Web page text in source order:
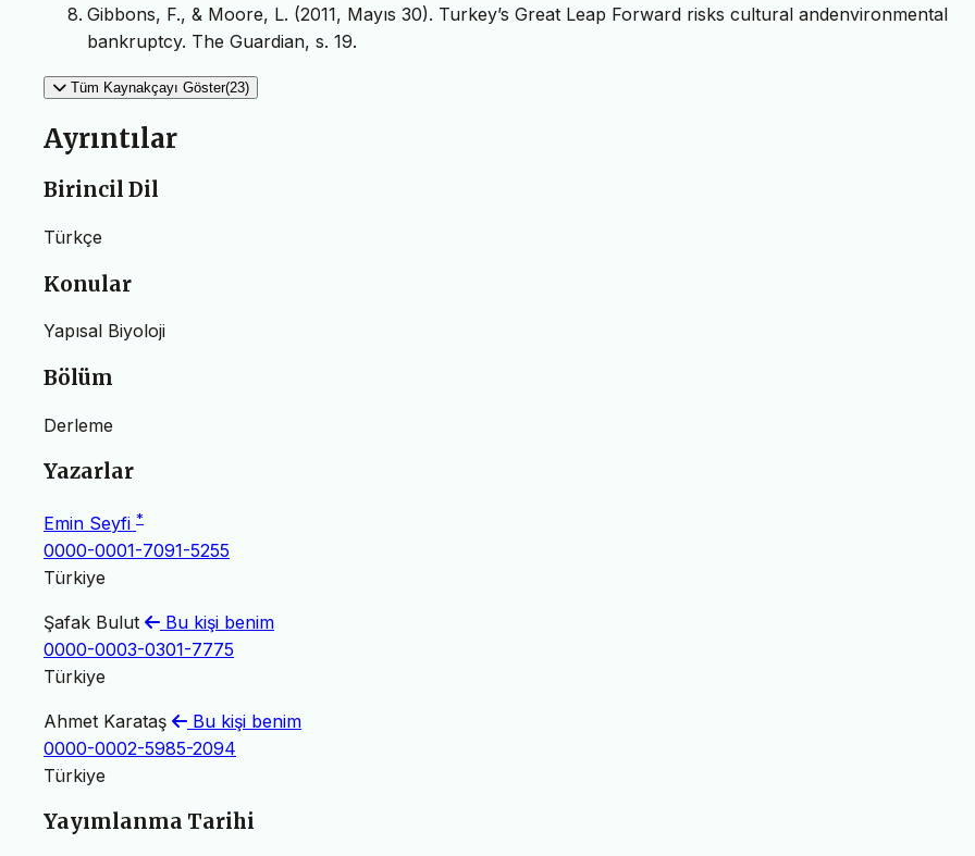
Gibbons, F., & Moore, L. (2011, Mayıs 30). Turkey’s Great Leap Forward risks cultural andenvironmental
bankruptcy. The Guardian, s. 19.
Tüm Kaynakçayı Göster(23)
Ayrıntılar
Birincil Dil
Türkçe
Konular
Yapısal Biyoloji
Bölüm
Derleme
Yazarlar
Emin Seyfi *
0000-0001-7091-5255
Türkiye
Şafak Bulut
Bu kişi benim
0000-0003-0301-7775
Türkiye
Ahmet Karataş
Bu kişi benim
0000-0002-5985-2094
Türkiye
Yayımlanma Tarihi